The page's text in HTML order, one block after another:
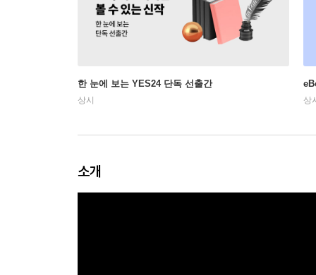
한 눈에 보는 YES24 단독 선출간
상시 상
소개